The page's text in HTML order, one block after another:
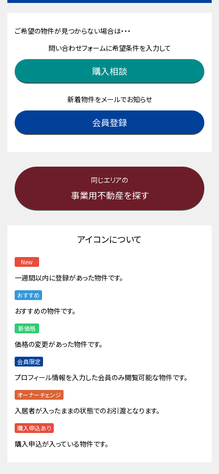
ご希望の物件が見つからない場合は・・・
問い合わせフォームに希望条件を入力して
購入相談
新着物件をメールでお知らせ
会員登録
同じエリアの
事業用不動産を探す
アイコンについて
New
一週間以内に登録があった物件です。
おすすめ
おすすめの物件です。
新価格
価格の変更があった物件です。
会員限定
プロフィール情報を入力した会員のみ閲覧可能な物件です。
オーナーチェンジ
入居者が入ったままの状態でのお引渡となります。
購入申込あり
購入申込が入っている物件です。